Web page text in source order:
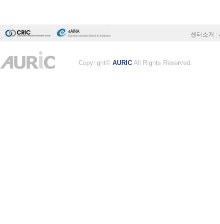
센터소개
Copyright© AURIC All Rights Reserved.